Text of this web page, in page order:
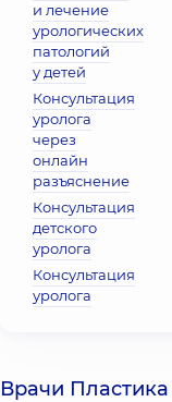
и лечение
урологических
патологий
у детей
Консультация
уролога
через
онлайн
разъяснение
Консультация
детского
уролога
Консультация
уролога
Врачи